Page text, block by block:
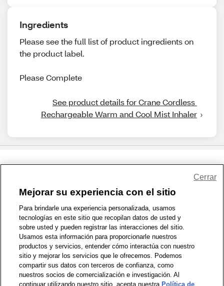
Ingredients
Please see the full list of product ingredients on
the product label.
Please Complete
See product details for Crane Cordless
Rechargeable Warm and Cool Mist Inhaler
1-800-679-9691 | Contáctenos | Términos de Uso | Accesibilidad
Política de Privacidad | WA Privacy Policy | Mapa del sitio
Zona de Bienestar | © 1999 - 2026 CVS.com
Mejorar su experiencia con el sitio
Para brindarle una experiencia personalizada, usamos
tecnologías en este sitio que recopilan datos de usted y
sobre usted y pueden registrar las interacciones del sitio.
Usamos esta información para proporcionarle nuestros
productos y servicios, entender cómo interactúa con nuestro
sitio y mejorar los servicios que le ofrecemos. Podemos
compartir sus datos con terceros de confianza, como
nuestros socios de comercialización e investigación. Al
continuar utilizando nuestro sitio, acepta nuestra Política de
Cerrar